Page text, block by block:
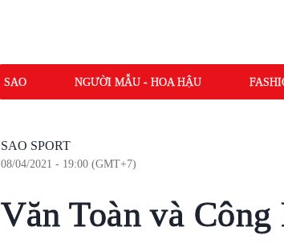
SAO NGƯỜI MẪU - HOA HẬU
SAO SPORT
08/04/2021 - 19:00 (GMT+7)
Văn Toàn và